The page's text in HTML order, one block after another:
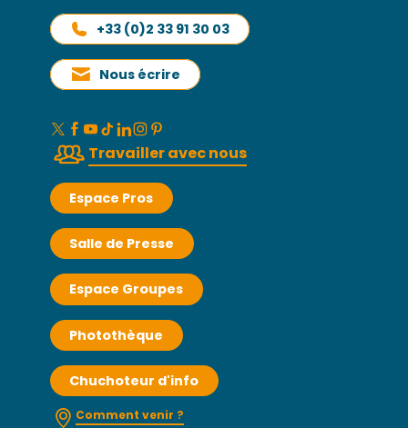
+33 (0)2 33 91 30 03
Nous écrire
Travailler avec nous
Espace Pros
Salle de Presse
Espace Groupes
Photothèque
Chuchoteur d'info
Comment venir ?